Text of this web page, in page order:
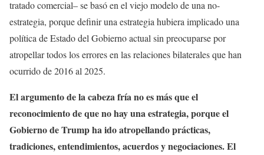
tratado comercial– se basó en el viejo modelo de una no-
estrategia, porque definir una estrategia hubiera implicado una
política de Estado del Gobierno actual sin preocuparse por
atropellar todos los errores en las relaciones bilaterales que han
ocurrido de 2016 al 2025.
El argumento de la cabeza fría no es más que el
reconocimiento de que no hay una estrategia, porque el
Gobierno de Trump ha ido atropellando prácticas,
tradiciones, entendimientos, acuerdos y negociaciones. El